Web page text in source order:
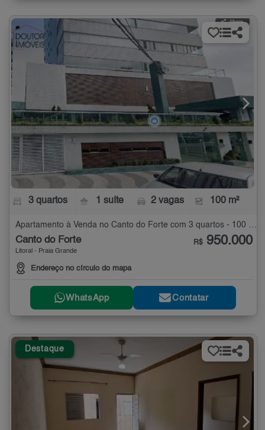
3 quartos 1 suíte 2 vagas 100 m²
Apartamento à Venda no Canto do Forte com 3 quartos - 100 m²
Canto do Forte
Litoral - Praia Grande
Endereço no círculo do mapa
R$ 950.000
WhatsApp Contatar
Destaque